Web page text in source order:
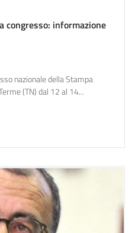
congresso: informazione
nazionale della Stampa
(TN) dal 12 al 14...